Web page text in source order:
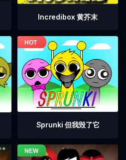
Incredibox 黄芥末
Sprunki 但我毁了它